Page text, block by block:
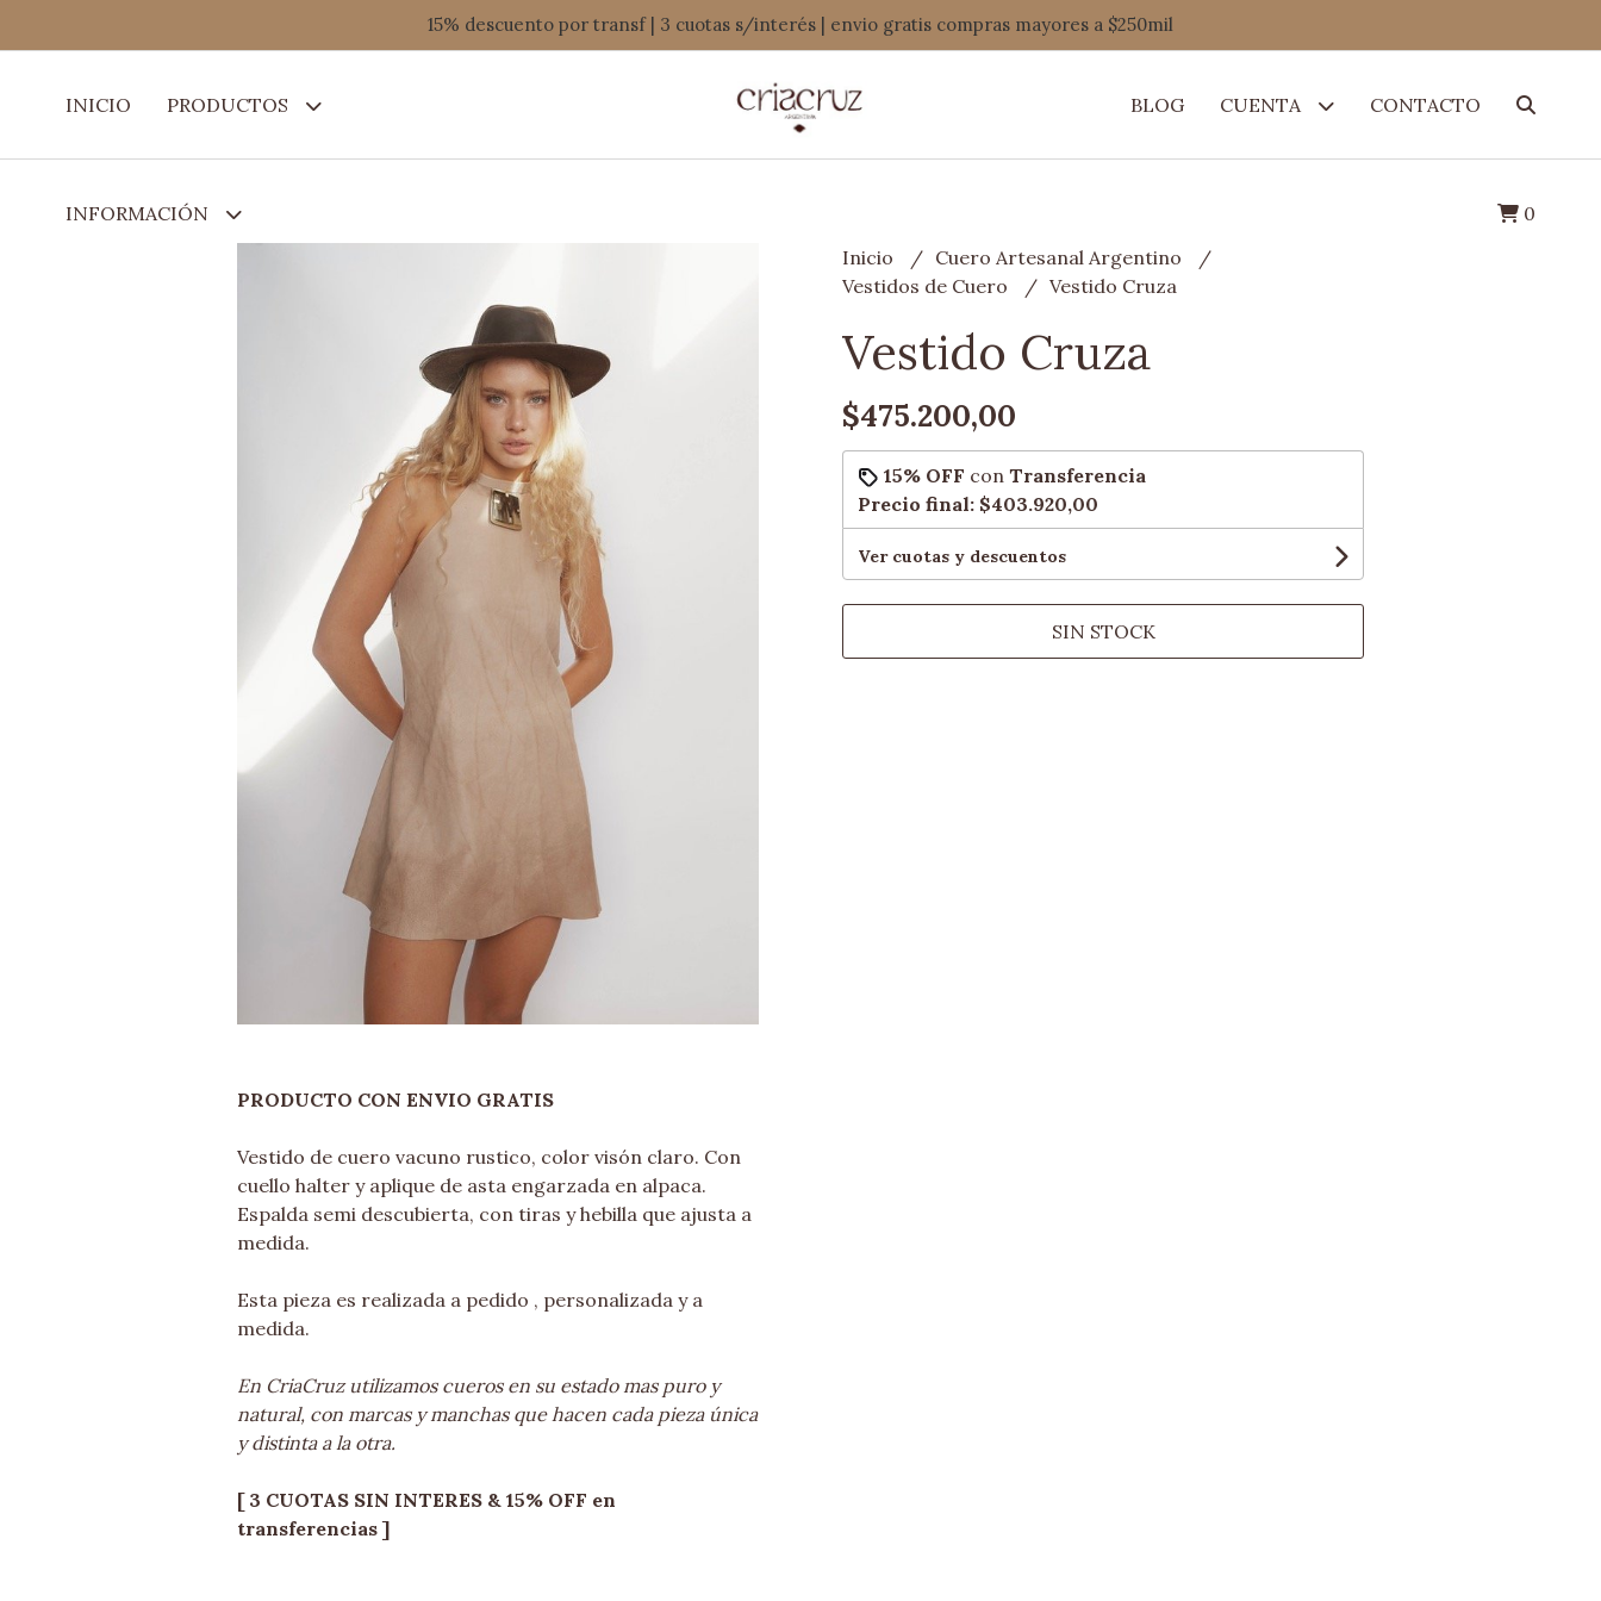
15% descuento por transf | 3 cuotas s/interés | envio gratis compras mayores a $250mil
INICIO PRODUCTOS
INFORMACIÓN
BLOG CUENTA CONTACTO
0
PRODUCTO CON ENVIO GRATIS
Vestido de cuero vacuno rustico, color visón claro. Con
cuello halter y aplique de asta engarzada en alpaca.
Espalda semi descubierta, con tiras y hebilla que ajusta a
medida.
Esta pieza es realizada a pedido , personalizada y a
medida.
En CriaCruz utilizamos cueros en su estado mas puro y
natural, con marcas y manchas que hacen cada pieza única
y distinta a la otra.
[ 3 CUOTAS SIN INTERES & 15% OFF en
transferencias ]
Inicio
Cuero Artesanal Argentino
Vestidos de Cuero
Vestido Cruza
Vestido Cruza
$475.200,00
15% OFF con Transferencia
Precio final: $403.920,00
Ver cuotas y descuentos
SIN STOCK